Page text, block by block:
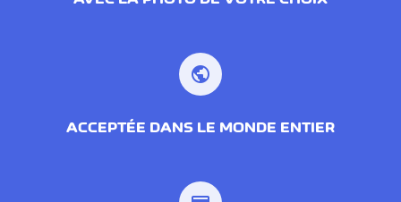
public
ACCEPTÉE DANS LE MONDE ENTIER